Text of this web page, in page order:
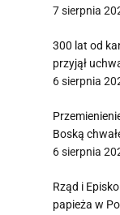
7 sierpnia
300 lat od
przyjął
6 sierpnia
Boską
6 sierpnia
Rząd i
papieża w